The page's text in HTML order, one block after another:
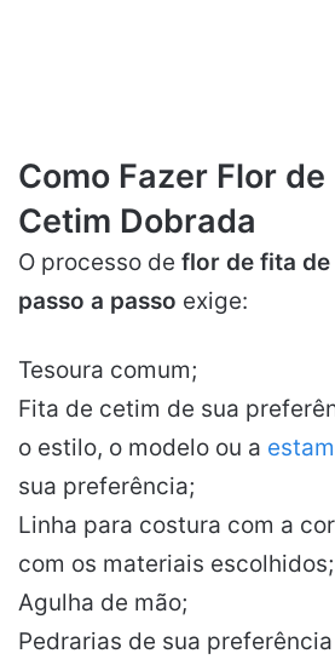
Como Fazer Flor
Cetim Dobrada
O processo de flor de fita
passo a passo exige:
Tesoura comum;
Fita de cetim de sua
o estilo, o modelo ou a
sua preferência;
Linha para costura com a
com os materiais escolhidos;
Agulha de mão;
Pedrarias de sua